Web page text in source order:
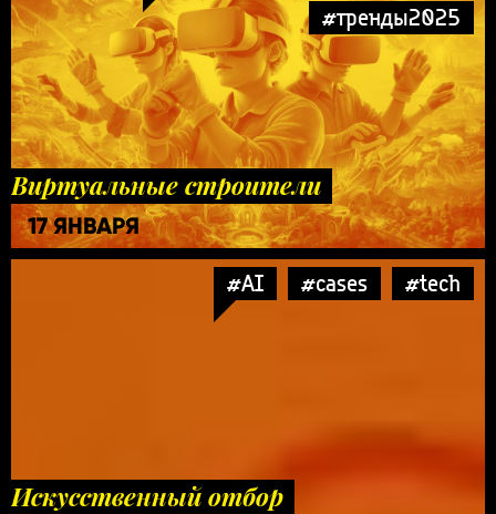
#тренды2025
Виртуальные строители
17 ЯНВАРЯ
#AI #cases #tech
Искусственный отбор